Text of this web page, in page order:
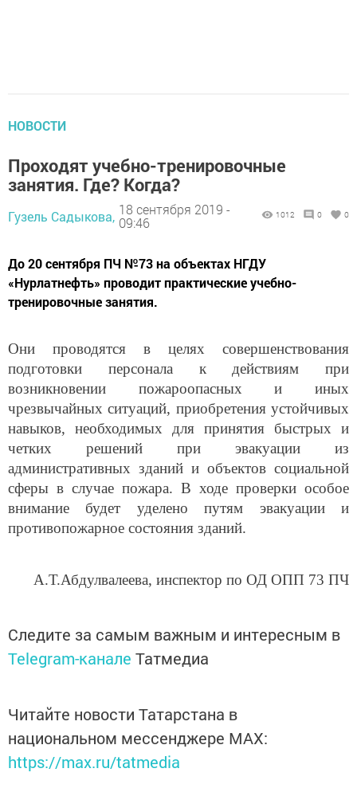
НОВОСТИ
Проходят учебно-тренировочные
занятия. Где? Когда?
Гузель Садыкова, 18 сентября 2019 -
09:46
1012 0 0
До 20 сентября ПЧ №73 на объектах НГДУ
«Нурлатнефть» проводит практические учебно-
тренировочные занятия.
Они проводятся в целях совершенствования
подготовки персонала к действиям при
возникновении пожароопасных и иных
чрезвычайных ситуаций, приобретения устойчивых
навыков, необходимых для принятия быстрых и
четких решений при эвакуации из
административных зданий и объектов социальной
сферы в случае пожара. В ходе проверки особое
внимание будет уделено путям эвакуации и
противопожарное состояния зданий.
А.Т.Абдулвалеева, инспектор по ОД ОПП 73 ПЧ
Следите за самым важным и интересным в
Telegram-канале Татмедиа
Читайте новости Татарстана в
национальном мессенджере MАХ:
https://max.ru/tatmedia